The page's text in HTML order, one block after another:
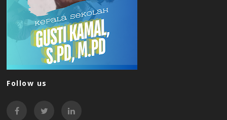
Follow us